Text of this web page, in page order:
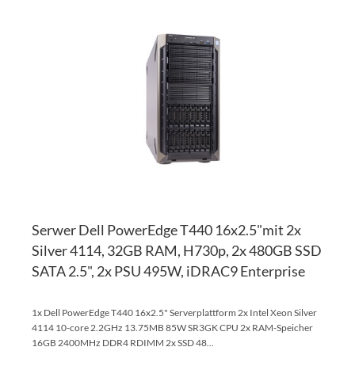
Serwer Dell PowerEdge T440 16x2.5"mit 2x
Silver 4114, 32GB RAM, H730p, 2x 480GB SSD
SATA 2.5", 2x PSU 495W, iDRAC9 Enterprise
1x Dell PowerEdge T440 16x2.5" Serverplattform 2x Intel Xeon Silver
4114 10-core 2.2GHz 13.75MB 85W SR3GK CPU 2x RAM-Speicher
16GB 2400MHz DDR4 RDIMM 2x SSD 48...